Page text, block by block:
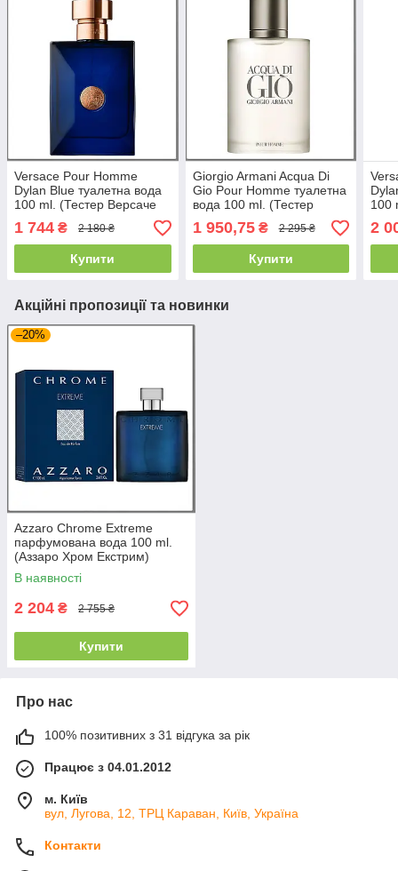
Versace Pour Homme
Dylan Blue туалетна вода
100 ml. (Тестер Версаче
Пур Хом Ділан Блю)
1 744 ₴ 2 180 ₴
Купити
Giorgio Armani Acqua Di
Gio Pour Homme туалетна
вода 100 ml. (Тестер
Армані Аква ді Джіо Пур
Хом)
1 950,75₴ 2 295 ₴
Купити
100
2
Акційні пропозиції та новинки
–20%
Azzaro Chrome Extreme
парфумована вода 100 ml.
(Аззаро Хром Екстрим)
В наявності
2 204 ₴ 2 755 ₴
Купити
Про нас
100% позитивних з 31 відгука за рік
Працює з 04.01.2012
м. Київ
вул, Лугова, 12, ТРЦ Караван, Київ, Україна
Контакти